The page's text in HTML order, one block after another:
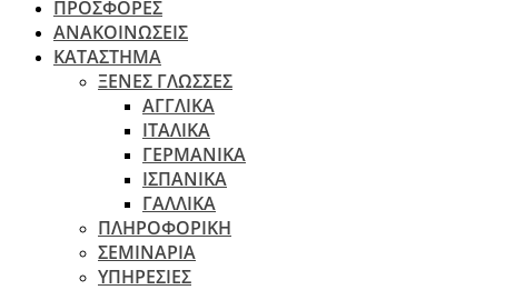
ΠΡΟΣΦΟΡΕΣ
ΑΝΑΚΟΙΝΩΣΕΙΣ
ΚΑΤΑΣΤΗΜΑ
ΞΕΝΕΣ ΓΛΩΣΣΕΣ
ΑΓΓΛΙΚΑ
ΙΤΑΛΙΚΑ
ΓΕΡΜΑΝΙΚΑ
ΙΣΠΑΝΙΚΑ
ΓΑΛΛΙΚΑ
ΠΛΗΡΟΦΟΡΙΚΗ
ΣΕΜΙΝΑΡΙΑ
ΥΠΗΡΕΣΙΕΣ